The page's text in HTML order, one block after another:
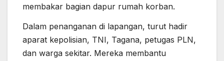
membakar bagian dapur rumah korban.
Dalam penanganan di lapangan, turut hadir
aparat kepolisian, TNI, Tagana, petugas PLN,
dan warga sekitar. Mereka membantu